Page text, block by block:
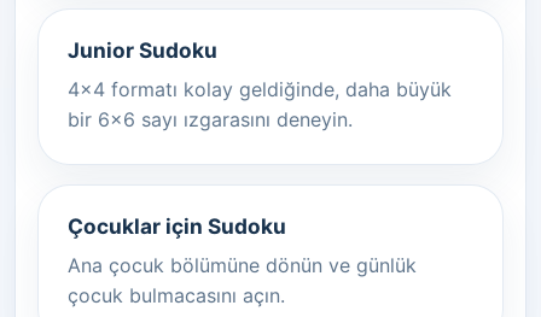
Junior Sudoku
4x4 formatı kolay geldiğinde, daha büyük
bir 6x6 sayı ızgarasını deneyin.
Çocuklar için Sudoku
Ana çocuk bölümüne dönün ve günlük
çocuk bulmacasını açın.